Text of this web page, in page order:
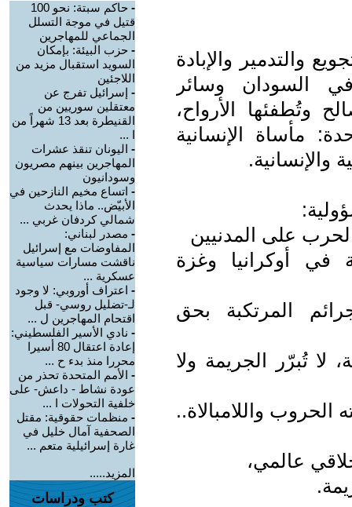
والتدمير والإبادة
السودان وسائر
وتُطفئها الأرواح،
مأساة الإنسانية
والإنسانية.
على المدنيين
في أوكرانيا وغزة
المرتكبة بحق
تُبرّر الجريمة ولا
الحروب واللامبالاة..
عالمي،
-
حاكم سبتة: نحو 100
قتيل في موجة التسلل
الجماعي للمهاجرين
- حزب البيئة: بإمكان
السويد استقبال مزيد من
اللاجئين
- إسرائيل تفرج عن
معتقلين سوريين من
القنيطرة بعد 13 شهراً من
ا ...
- اليونان تنقذ عشرات
المهاجرين بينهم مصريون
وسودانيون
- اتساع مخيم النازحين في
الأبيّض.. ماذا يحدث
شمالي كردفان غربي ...
- مصدر لبناني:
المفاوضات مع إسرائيل
ناقشت مسارات سياسية
عسكرية ...
- اعتراف أوروبي: لا وجود
لـ-تضليل روسي- قبل
اقتحام المهاجرين ل ...
- نادي الأسير الفلسطيني:
إعادة اعتقال 80 أسيرا
محررا منذ بدء ح ...
- الأمم المتحدة تحذر من
عودة نشاط - داعش- على
خلفية التحولات ا ...
- منظمات حقوقية: مقتل
الصحفية آمال خليل في
غارة إسرائيلية متعم ...
المزيد.....
كتب ودراسات